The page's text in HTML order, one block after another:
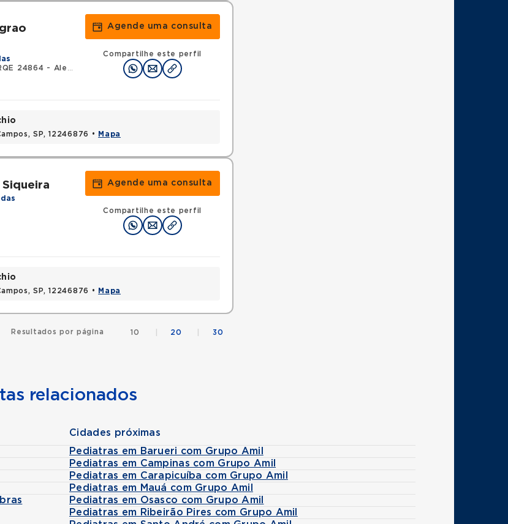
24864 - Alergia e imunologia
Agende uma consulta
Compartilhe este perfil
SP, 12246876 • Mapa
Agende uma consulta
Compartilhe este perfil
SP, 12246876 • Mapa
Resultados por página 10 20 30
relacionados
Cidades próximas
Pediatras em Barueri com Grupo Amil
Pediatras em Campinas com Grupo Amil
Pediatras em Carapicuíba com Grupo Amil
Pediatras em Mauá com Grupo Amil
Pediatras em Osasco com Grupo Amil
Pediatras em Ribeirão Pires com Grupo Amil